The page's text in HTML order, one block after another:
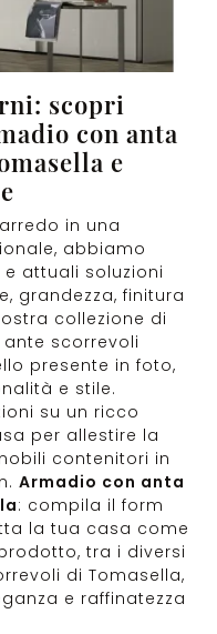
scopri
con anta
e
in una
abbiamo
attuali soluzioni
grandezza, finitura
collezione di
scorrevoli
presente in foto,
e stile.
su un ricco
per allestire la
contenitori in
Armadio con anta
: compila il form
la tua casa come
tra i diversi
di Tomasella,
e raffinatezza